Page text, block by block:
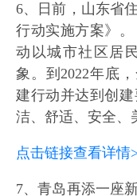
6、日前，山东省
行动实施方案》
动以城市社区居
象。到2022年底
建行动并达到创
洁、舒适、安全、
点击链接查看详情
7、青岛再添一座